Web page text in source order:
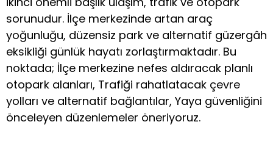
sorunudur. İlçe merkezinde artan araç
yoğunluğu, düzensiz park ve alternatif güzergâh
eksikliği günlük hayatı zorlaştırmaktadır. Bu
noktada; İlçe merkezine nefes aldıracak planlı
otopark alanları, Trafiği rahatlatacak çevre
yolları ve alternatif bağlantılar, Yaya güvenliğini
önceleyen düzenlemeler öneriyoruz.